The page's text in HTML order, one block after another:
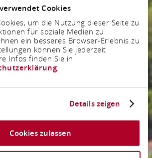
Cookies
um die Nutzung dieser Seite zu
für soziale Medien zu
ein besseres Browser-Erlebnis zu
können Sie jederzeit
Infos finden Sie in
.
Details zeigen
Cookies zulassen